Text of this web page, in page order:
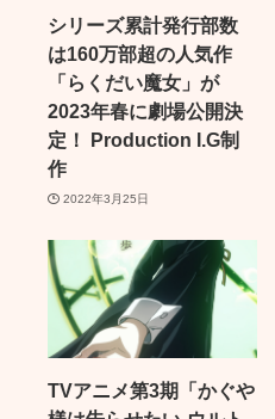
シリーズ累計発行部数
は160万部超の人気作
「らくだい魔女」が
2023年春に劇場公開決
定！ Production I.G制
作
2022年3月25日
TVアニメ第3期「かぐや